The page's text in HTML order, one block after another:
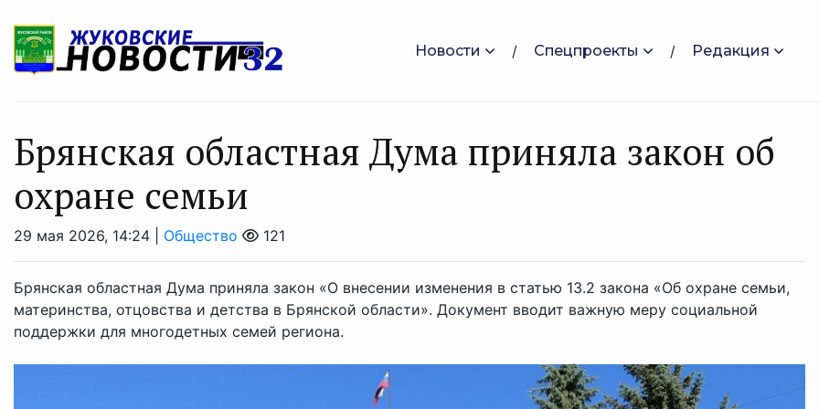
Новости Спецпроекты Редакция
Брянская областная Дума приняла закон об
охране семьи
29 мая 2026, 14:24 | Общество 121
Брянская областная Дума приняла закон «О внесении изменения в статью 13.2 закона «Об охране семьи,
материнства, отцовства и детства в Брянской области». Документ вводит важную меру социальной
поддержки для многодетных семей региона.